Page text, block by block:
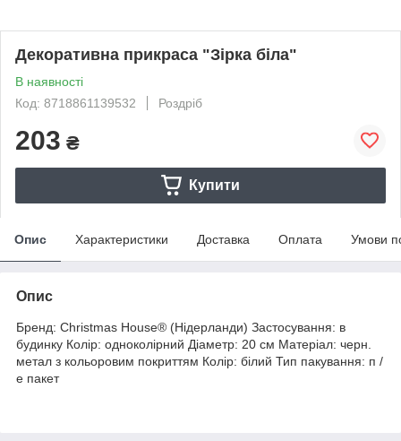
Декоративна прикраса "Зірка біла"
В наявності
Код: 8718861139532
Роздріб
203 ₴
Купити
Опис Характеристики Доставка Оплата Умови
Опис
Бренд: Christmas House® (Нідерланди) Застосування: в
будинку Колір: одноколірний Діаметр: 20 см Матеріал: черн.
метал з кольоровим покриттям Колір: білий Тип пакування: п /
е пакет